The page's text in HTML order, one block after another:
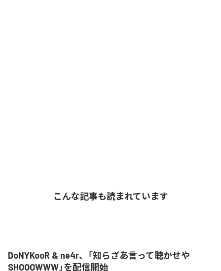
こんな記事も読まれています
DoNYKooR & ne4r、「知らざあ言って聴かせや
SHOOOWWW」を配信開始